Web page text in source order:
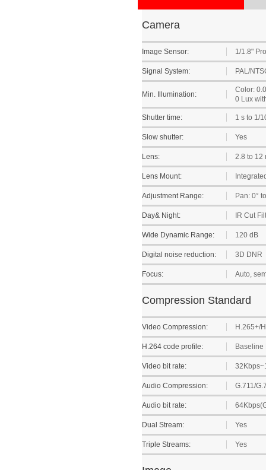
Camera
Image Sensor: 1/1.8"
Signal System: PAL/
Min. Illumination:
Color:
0 Lux
Shutter time: 1 s to 1/
Slow shutter: Yes
Lens: 2.8 to 12
Lens Mount:
Adjustment Range: Pan: 0°
Day& Night: IR Cut
Wide Dynamic Range: 120 dB
Digital noise reduction: 3D DNR
Focus: Auto,
Compression Standard
Video Compression: H.265+/
H.264 code profile: Baseline
Video bit rate:
Audio Compression: G.711/
Audio bit rate:
Dual Stream: Yes
Triple Streams: Yes